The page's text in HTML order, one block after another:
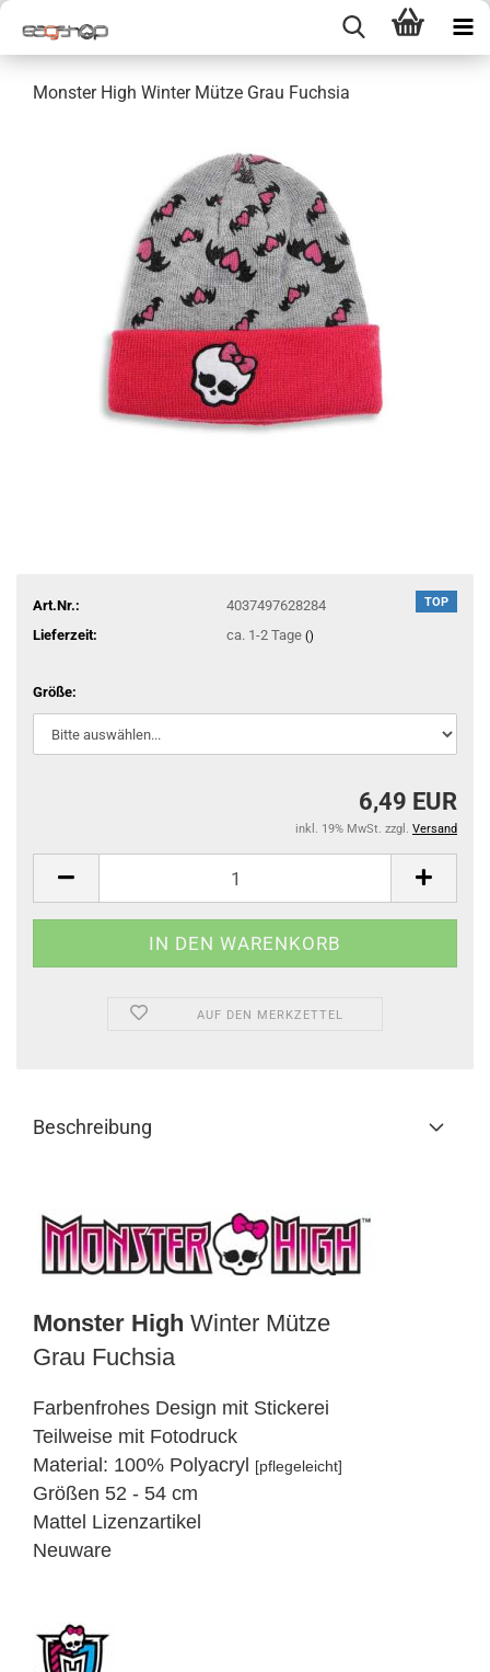
Monster High Winter Mütze Grau Fuchsia
TOP
Art.Nr.:
4037497628284
Lieferzeit:
ca. 1-2 Tage ()
Größe:
6,49 EUR
inkl. 19% MwSt. zzgl. Versand
AUF DEN MERKZETTEL
Beschreibung
Monster High Winter Mütze
Grau Fuchsia
Farbenfrohes Design mit Stickerei
Teilweise mit Fotodruck
Material: 100% Polyacryl
[pflegeleicht]
Größen 52 - 54 cm
Mattel Lizenzartikel
Neuware